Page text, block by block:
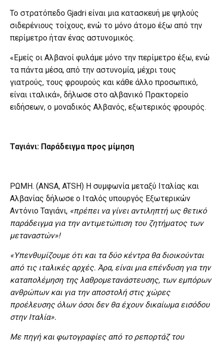
Το στρατόπεδο Gjadri είναι μια κατασκευή με ψηλούς
σιδερένιους τοίχους, ενώ το μόνο άτομο έξω από την
περίμετρο ήταν ένας αστυνομικός.
«Εμείς οι Αλβανοί φυλάμε μόνο την περίμετρο έξω, ενώ
τα πάντα μέσα, από την αστυνομία, μέχρι τους
γιατρούς, τους φρουρούς και κάθε άλλο προσωπικό,
είναι ιταλικά», δήλωσε στο αλβανικό Πρακτορείο
ειδήσεων, ο μοναδικός Αλβανός, εξωτερικός φρουρός.
Ταγιάνι: Παράδειγμα προς μίμηση
ΡΩΜΗ. (ΑΝSA, ATSH) Η συμφωνία μεταξύ Ιταλίας και
Αλβανίας δήλωσε ο Ιταλός υπουργός Εξωτερικών
Αντόνιο Ταγιάνι, «πρέπει να γίνει αντιληπτή ως θετικό
παράδειγμα για την αντιμετώπιση του ζητήματος των
μεταναστών»!
«Υπενθυμίζουμε ότι και τα δύο κέντρα θα διοικούνται
από τις ιταλικές αρχές. Άρα, είναι μια επένδυση για την
καταπολέμηση της λαθρομετανάστευσης, των εμπόρων
ανθρώπων και για την αποστολή στις χώρες
προέλευσης όλων όσοι δεν θα έχουν δικαίωμα εισόδου
στην Ιταλία».
Με πηγή και φωτογραφίες από το ρεπορτάζ του